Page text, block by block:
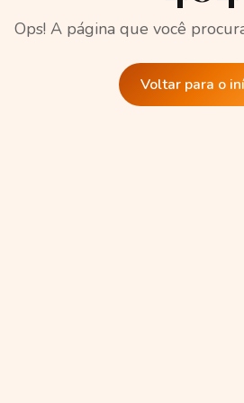
Ops! A página que você
Voltar para o